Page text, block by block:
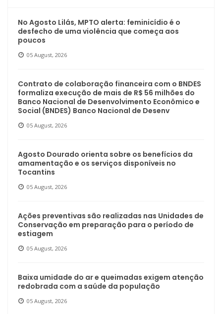
No Agosto Lilás, MPTO alerta: feminicídio é o
desfecho de uma violência que começa aos
poucos
05 August, 2026
Contrato de colaboração financeira com o BNDES
formaliza execução de mais de R$ 56 milhões do
Banco Nacional de Desenvolvimento Econômico e
Social (BNDES) Banco Nacional de Desenv
05 August, 2026
Agosto Dourado orienta sobre os benefícios da
amamentação e os serviços disponíveis no
Tocantins
05 August, 2026
Ações preventivas são realizadas nas Unidades de
Conservação em preparação para o período de
estiagem
05 August, 2026
Baixa umidade do ar e queimadas exigem atenção
redobrada com a saúde da população
05 August, 2026